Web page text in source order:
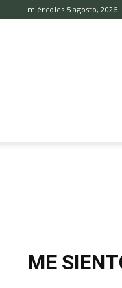
miércoles 5 agosto, 2026
ME